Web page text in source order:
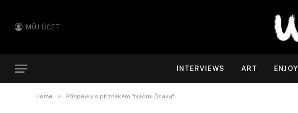
MŮJ ÚČET
INTERVIEWS ART ENJOY
Home » Příspěvky s příznakem "Naomi Ósaka"